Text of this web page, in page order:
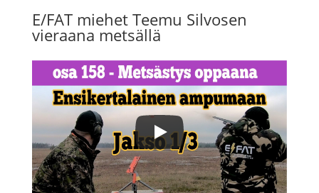
E/FAT miehet Teemu Silvosen
vieraana metsällä